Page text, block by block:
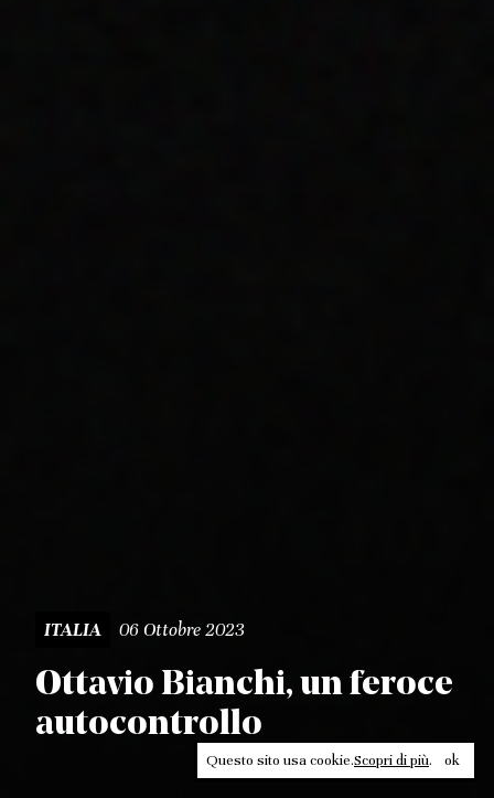
ITALIA 06 Ottobre 2023
Ottavio Bianchi, un feroce
autocontrollo
Questo sito usa cookie.Scopri di più. ok